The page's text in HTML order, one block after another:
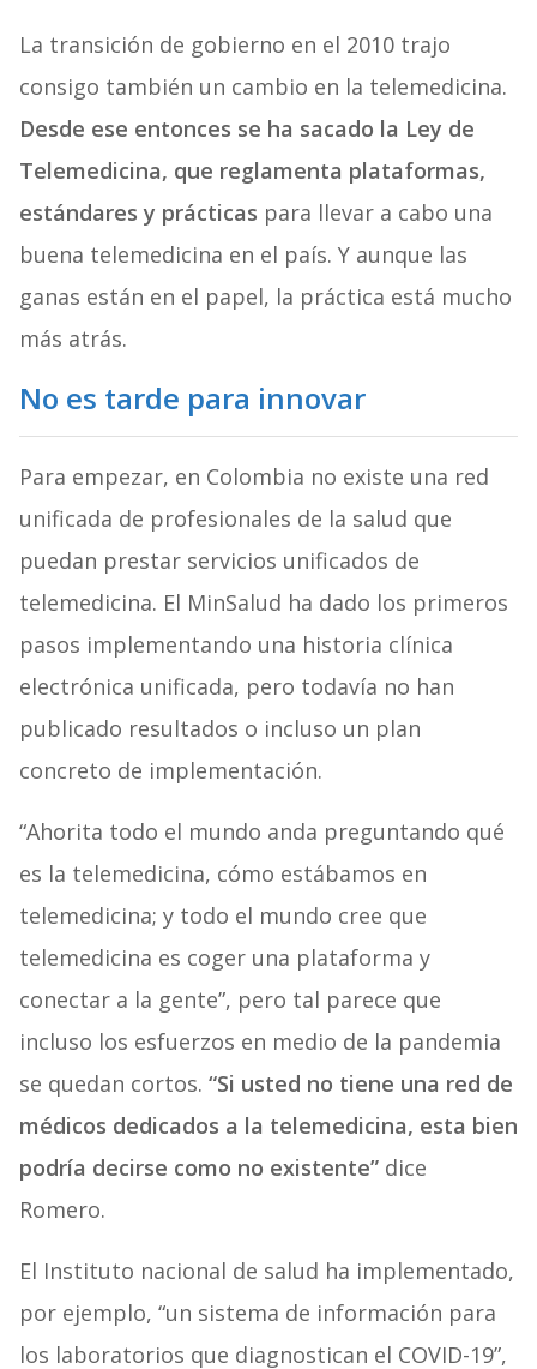
La transición de gobierno en el 2010 trajo
consigo también un cambio en la telemedicina.
Desde ese entonces se ha sacado la Ley de
Telemedicina, que reglamenta plataformas,
estándares y prácticas para llevar a cabo una
buena telemedicina en el país. Y aunque las
ganas están en el papel, la práctica está mucho
más atrás.
No es tarde para innovar
Para empezar, en Colombia no existe una red
unificada de profesionales de la salud que
puedan prestar servicios unificados de
telemedicina. El MinSalud ha dado los primeros
pasos implementando una historia clínica
electrónica unificada, pero todavía no han
publicado resultados o incluso un plan
concreto de implementación.
“Ahorita todo el mundo anda preguntando qué
es la telemedicina, cómo estábamos en
telemedicina; y todo el mundo cree que
telemedicina es coger una plataforma y
conectar a la gente”, pero tal parece que
incluso los esfuerzos en medio de la pandemia
se quedan cortos. “Si usted no tiene una red de
médicos dedicados a la telemedicina, esta bien
podría decirse como no existente”dice
Romero.
El Instituto nacional de salud ha implementado,
por ejemplo, “un sistema de información para
los laboratorios que diagnostican el COVID-19”,